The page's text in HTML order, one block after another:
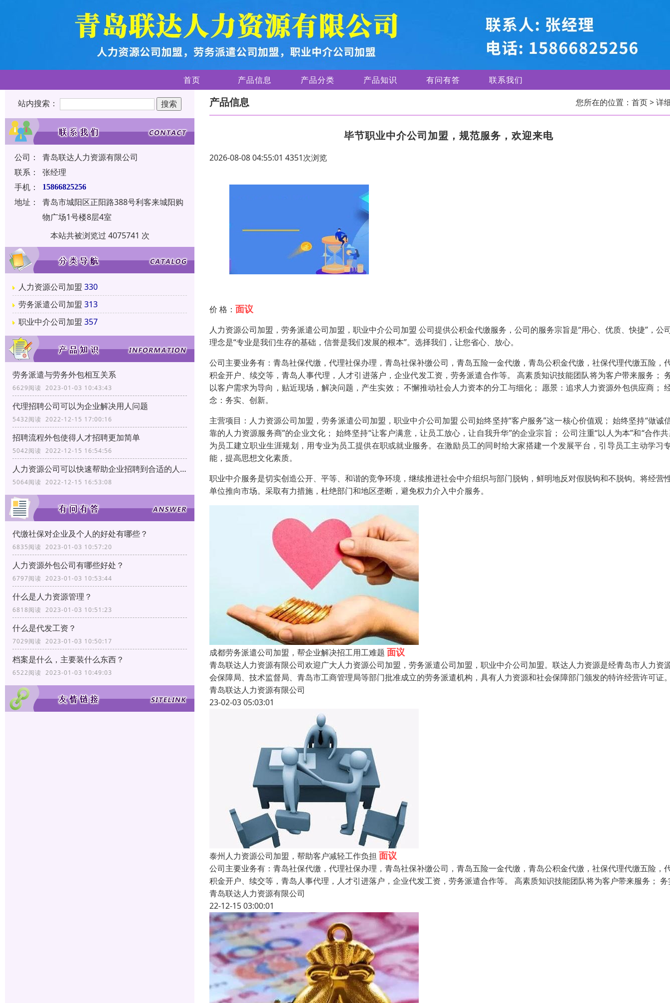
首页 产品信息 产品分类 产品知识 有问有答 联系我们
站内搜索：
公司：
青岛联达人力资源有限公司
联系：
张经理
手机：
15866825256
地址：
青岛市城阳区正阳路388号利客来城阳购
物广场1号楼8层4室
本站共被浏览过 4075741 次
人力资源公司加盟 330
劳务派遣公司加盟 313
职业中介公司加盟 357
劳务派遣与劳务外包相互关系
6629阅读 2023-01-03 10:43:43
代理招聘公司可以为企业解决用人问题
5432阅读 2022-12-15 17:00:16
招聘流程外包使得人才招聘更加简单
5042阅读 2022-12-15 16:54:56
人力资源公司可以快速帮助企业招聘到合适的人才
5064阅读 2022-12-15 16:53:08
代缴社保对企业及个人的好处有哪些？
6835阅读 2023-01-03 10:57:20
人力资源外包公司有哪些好处？
6797阅读 2023-01-03 10:53:44
什么是人力资源管理？
6818阅读 2023-01-03 10:51:23
什么是代发工资？
7029阅读 2023-01-03 10:50:17
档案是什么，主要装什么东西？
6522阅读 2023-01-03 10:49:03
产品信息 您所在的位置： 首页> 详
毕节职业中介公司加盟，规范服务，欢迎来电
2026-08-08 04:55:01 4351次浏览
价 格： 面议
人力资源公司加盟，劳务派遣公司加盟，职业中介公司加盟 公司提供公积金代缴服务，公司的服务宗旨是“用心、优质、快捷”，公
理念是“专业是我们生存的基础，信誉是我们发展的根本”。选择我们，让您省心、放心。
公司主要业务有：青岛社保代缴，代理社保办理，青岛社保补缴公司，青岛五险一金代缴，青岛公积金代缴，社保代理代缴五险，
积金开户、续交等，青岛人事代理，人才引进落户，企业代发工资，劳务派遣合作等。 高素质知识技能团队将为客户带来服务；
以客户需求为导向，贴近现场，解决问题，产生实效； 不懈推动社会人力资本的分工与细化； 愿景：追求人力资源外包供应商；
念：务实、创新。
主营项目：人力资源公司加盟，劳务派遣公司加盟，职业中介公司加盟 公司始终坚持“客户服务”这一核心价值观； 始终坚持“做诚
靠的人力资源服务商”的企业文化； 始终坚持“让客户满意，让员工放心，让自我升华”的企业宗旨； 公司注重“以人为本”和“合作共
为员工建立职业生涯规划，用专业为员工提供在职或就业服务。在激励员工的同时给大家搭建一个发展平台，引导员工主动学习
能，提高思想文化素质。
职业中介服务是切实创造公开、平等、和谐的竞争环境，继续推进社会中介组织与部门脱钩，鲜明地反对假脱钩和不脱钩。将经营
单位推向市场。采取有力措施，杜绝部门和地区垄断，避免权力介入中介服务。
成都劳务派遣公司加盟，帮企业解决招工用工难题 面议
青岛联达人力资源有限公司欢迎广大人力资源公司加盟，劳务派遣公司加盟，职业中介公司加盟。联达人力资源是经青岛市人力资
会保障局、技术监督局、青岛市工商管理局等部门批准成立的劳务派遣机构，具有人力资源和社会保障部门颁发的特许经营许可证
青岛联达人力资源有限公司
23-02-03 05:03:01
泰州人力资源公司加盟，帮助客户减轻工作负担 面议
公司主要业务有：青岛社保代缴，代理社保办理，青岛社保补缴公司，青岛五险一金代缴，青岛公积金代缴，社保代理代缴五险，
积金开户、续交等，青岛人事代理，人才引进落户，企业代发工资，劳务派遣合作等。 高素质知识技能团队将为客户带来服务； 务
青岛联达人力资源有限公司
22-12-15 03:00:01